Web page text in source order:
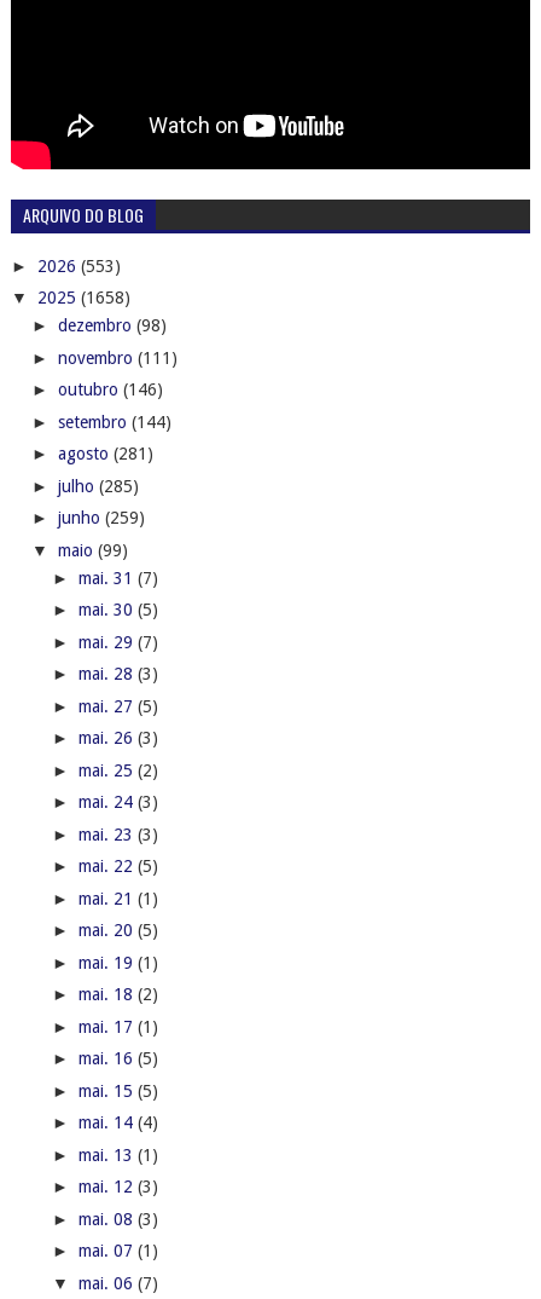
ARQUIVO DO BLOG
► 2026 (553)
▼ 2025 (1658)
► dezembro (98)
► novembro (111)
► outubro (146)
► setembro (144)
► agosto (281)
► julho (285)
► junho (259)
▼ maio (99)
► mai. 31 (7)
► mai. 30 (5)
► mai. 29 (7)
► mai. 28 (3)
► mai. 27 (5)
► mai. 26 (3)
► mai. 25 (2)
► mai. 24 (3)
► mai. 23 (3)
► mai. 22 (5)
► mai. 21 (1)
► mai. 20 (5)
► mai. 19 (1)
► mai. 18 (2)
► mai. 17 (1)
► mai. 16 (5)
► mai. 15 (5)
► mai. 14 (4)
► mai. 13 (1)
► mai. 12 (3)
► mai. 08 (3)
► mai. 07 (1)
▼ mai. 06 (7)